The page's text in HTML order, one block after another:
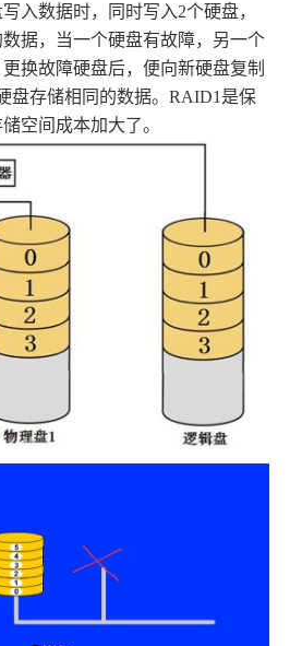
入数据时，同时写入2个硬盘，
据，当一个硬盘有故障，另一个
换故障硬盘后，便向新硬盘复制
盘存储相同的数据。 RAID1 是保
空间成本加大了。